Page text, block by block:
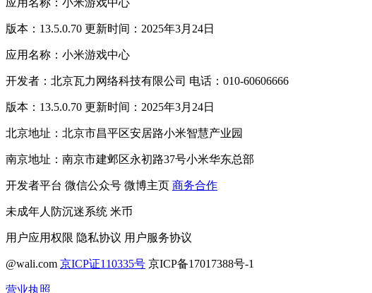
版本：13.5.0.70 更新时间：2025年3月24日
应用名称：小米游戏中心
开发者：北京瓦力网络科技有限公司 电话：010-60606666
版本：13.5.0.70 更新时间：2025年3月24日
北京地址：北京市昌平区安居路小米智慧产业园
南京地址：南京市建邺区永初路37号小米华东总部
开发者平台 微信公众号 微博主页 商务合作
未成年人防沉迷系统 米币
用户应用权限 隐私协议 用户服务协议
@wali.com 京ICP证110335号 京ICP备17017388号-1
营业执照